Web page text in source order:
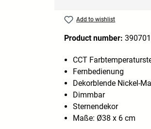
Add to wishlist
Product number:
CCT
Fernbedienung
Dekorblende Nickel-
Dimmbar
Sternendekor
Maße: Ø38 x 6 cm